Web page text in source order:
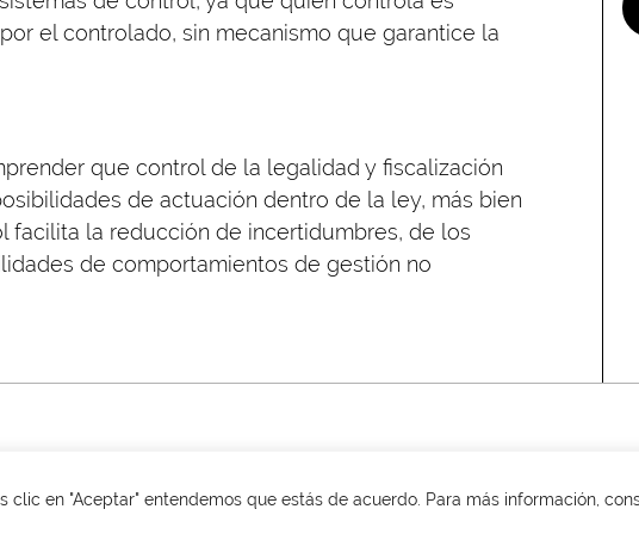
clic en "Aceptar" entendemos que estás de acuerdo. Para más información,
el controlado, sin mecanismo que garantice la
que control de la legalidad y fiscalización
de actuación dentro de la ley, más bien
facilita la reducción de incertidumbres, de los
de comportamientos de gestión no